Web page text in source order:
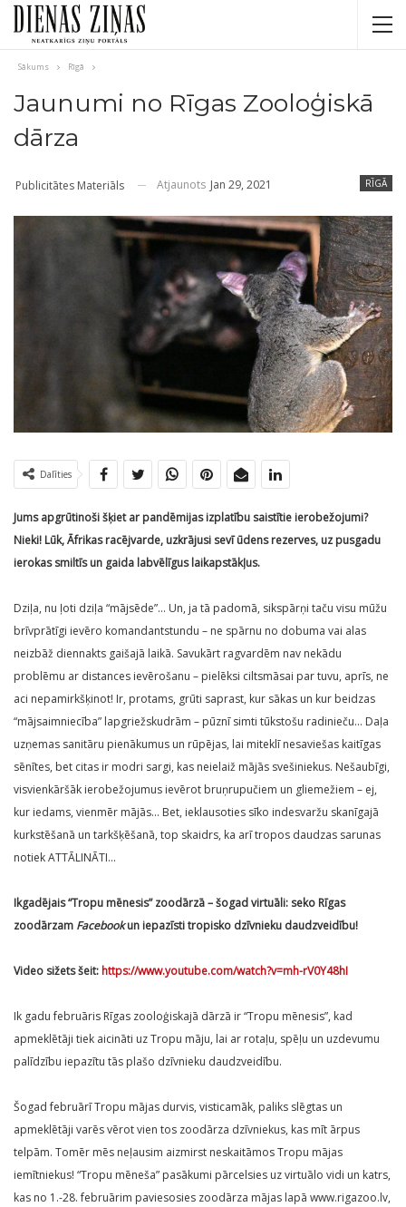
Sākums Rīgā
Jaunumi no Rīgas Zooloģiskā
dārza
RĪGĀ
Publicitātes Materiāls Atjaunots Jan 29, 2021
Dalīties
Jums apgrūtinoši šķiet ar pandēmijas izplatību saistītie ierobežojumi?
Nieki! Lūk, Āfrikas racējvarde, uzkrājusi sevī ūdens rezerves, uz pusgadu
ierokas smiltīs un gaida labvēlīgus laikapstākļus.
Dziļa, nu ļoti dziļa “mājsēde”… Un, ja tā padomā, sikspārņi taču visu mūžu
brīvprātīgi ievēro komandantstundu – ne spārnu no dobuma vai alas
neizbāž diennakts gaišajā laikā. Savukārt ragvardēm nav nekādu
problēmu ar distances ievērošanu – pielēksi ciltsmāsai par tuvu, aprīs, ne
aci nepamirkšķinot! Ir, protams, grūti saprast, kur sākas un kur beidzas
“mājsaimniecība” lapgriežskudrām – pūznī simti tūkstošu radinieču… Daļa
uzņemas sanitāru pienākumus un rūpējas, lai miteklī nesaviešas kaitīgas
sēnītes, bet citas ir modri sargi, kas neielaiž mājās svešiniekus. Nešaubīgi,
visvienkāršāk ierobežojumus ievērot bruņrupučiem un gliemežiem – ej,
kur iedams, vienmēr mājās… Bet, ieklausoties sīko indesvaržu skanīgajā
kurkstēšanā un tarkšķēšanā, top skaidrs, ka arī tropos daudzas sarunas
notiek ATTĀLINĀTI…
Ikgadējais “Tropu mēnesis” zoodārzā – šogad virtuāli: seko Rīgas
zoodārzam Facebookun iepazīsti tropisko dzīvnieku daudzveidību!
Video sižets šeit: https://www.youtube.com/watch?v=mh-rV0Y48hI
Ik gadu februāris Rīgas zooloģiskajā dārzā ir “Tropu mēnesis”, kad
apmeklētāji tiek aicināti uz Tropu māju, lai ar rotaļu, spēļu un uzdevumu
palīdzību iepazītu tās plašo dzīvnieku daudzveidību.
Šogad februārī Tropu mājas durvis, visticamāk, paliks slēgtas un
apmeklētāji varēs vērot vien tos zoodārza dzīvniekus, kas mīt ārpus
telpām. Tomēr mēs neļausim aizmirst neskaitāmos Tropu mājas
iemītniekus! “Tropu mēneša” pasākumi pārcelsies uz virtuālo vidi un katrs,
kas no 1.-28. februārim paviesosies zoodārza mājas lapā www.rigazoo.lv,